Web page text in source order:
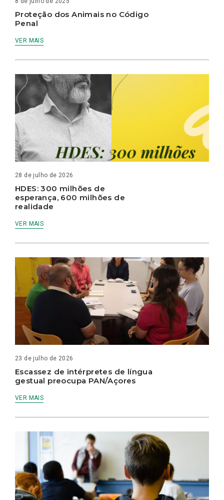
Proteção dos Animais no Código
Penal
VER MAIS
28 de julho de 2026
HDES: 300 milhões de
esperança, 600 milhões de
realidade
VER MAIS
23 de julho de 2026
Escassez de intérpretes de língua
gestual preocupa PAN/Açores
VER MAIS